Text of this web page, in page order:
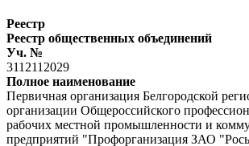
Реестр
Реестр общественных объединений
Уч. №
3112112029
Полное наименование
Первичная организация Белгородской
организации Общероссийского
рабочих местной промышленности и
предприятий "Профорганизация ЗАО